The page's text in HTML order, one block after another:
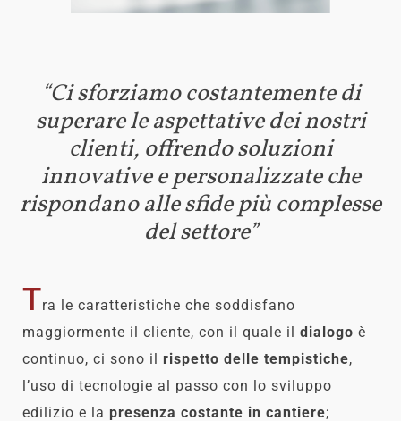
“Ci sforziamo costantemente di
superare le aspettative dei nostri
clienti, offrendo soluzioni
innovative e personalizzate che
rispondano alle sfide più complesse
del settore”
Tra le caratteristiche che soddisfano
maggiormente il cliente, con il quale il dialogo è
continuo, ci sono il rispetto delle tempistiche,
l’uso di tecnologie al passo con lo sviluppo
edilizio e la presenza costante in cantiere;